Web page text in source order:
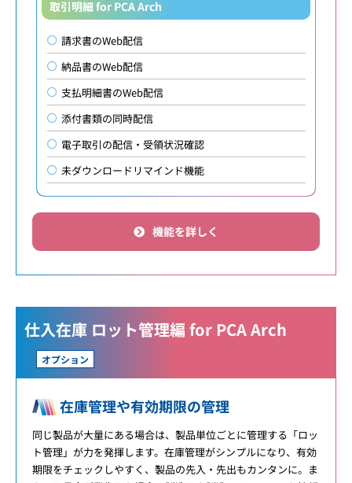
取引明細 for PCA Arch
請求書のWeb配信
納品書のWeb配信
支払明細書のWeb配信
添付書類の同時配信
電子取引の配信・受領状況確認
未ダウンロードリマインド機能
機能を詳しく
仕入在庫 ロット管理編 for PCA Arch
オプション
在庫管理や有効期限の管理
同じ製品が大量にある場合は、製品単位ごとに管理する「ロッ
ト管理」が力を発揮します。在庫管理がシンプルになり、有効
期限をチェックしやすく、製品の先入・先出もカンタンに。ま